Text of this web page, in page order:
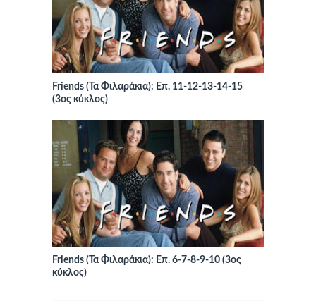
Friends (Τα Φιλαράκια): Επ. 11-12-13-14-15
(3ος κύκλος)
Friends (Τα Φιλαράκια): Επ. 6-7-8-9-10 (3ος
κύκλος)